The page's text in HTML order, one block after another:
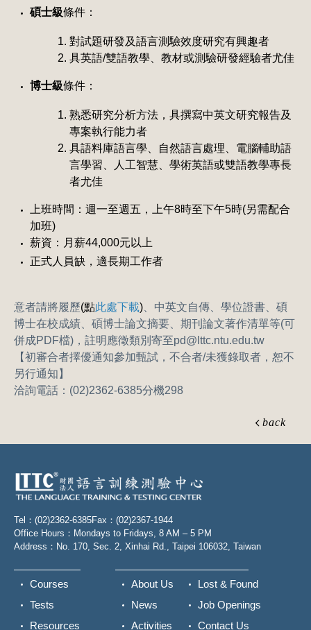
碩士級條件：
對試題研發及語言測驗效度研究有興趣者
具英語/雙語教學、教材或測驗研發經驗者尤佳
博士級條件：
熟悉研究分析方法，具撰寫中英文研究報告及
專案執行能力者
具語料庫語言學、自然語言處理、電腦輔助語
言學習、人工智慧、學術英語或雙語教學專長
者尤佳
上班時間：週一至週五，上午8時至下午5時(另需配合
加班)
薪資：月薪44,000元以上
正式人員缺，適長期工作者
意者請將履歷(點此處下載) 、中英文自傳、學位證書、碩
博士在校成績、碩博士論文摘要、期刊論文著作清單等(可
併成PDF檔)，註明應徵類別寄至pd@lttc.ntu.edu.tw
【初審合者擇優通知參加甄試，不合者/未獲錄取者，恕不
另行通知】
洽詢電話：(02)2362-6385分機298
back
Tel：(02)2362-6385Fax：(02)2367-1944
Office Hours：Mondays to Fridays, 8 AM – 5 PM
Address：No. 170, Sec. 2, Xinhai Rd., Taipei 106032, Taiwan
Courses
Tests
Resources
About Us
News
Activities
Lost & Found
Job Openings
Contact Us